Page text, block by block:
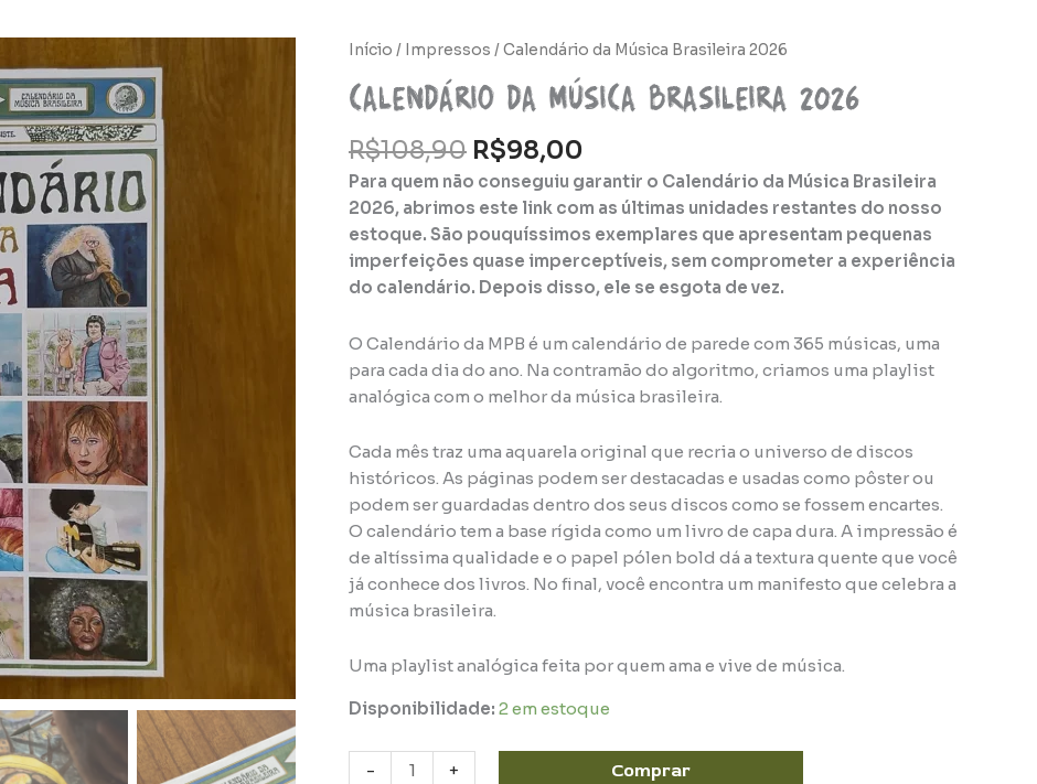
Início / Impressos / Calendário da Música Brasileira 2026
Calendário da Música Brasileira 2026
R$108,90
O
original
R$108,90.
R$98,00
O
preço
atual
Para quem não conseguiu garantir o Calendário da Música Brasileira
2026, abrimos este link com as últimas unidades restantes do nosso
estoque. São pouquíssimos exemplares que apresentam pequenas
imperfeições quase imperceptíveis, sem comprometer a experiência
do calendário. Depois disso, ele se esgota de vez.
O Calendário da MPB é um calendário de parede com 365 músicas, uma
para cada dia do ano. Na contramão do algoritmo, criamos uma playlist
analógica com o melhor da música brasileira.
Cada mês traz uma aquarela original que recria o universo de discos
históricos. As páginas podem ser destacadas e usadas como pôster ou
podem ser guardadas dentro dos seus discos como se fossem encartes.
O calendário tem a base rígida como um livro de capa dura. A impressão é
de altíssima qualidade e o papel pólen bold dá a textura quente que você
já conhece dos livros. No final, você encontra um manifesto que celebra a
música brasileira.
Uma playlist analógica feita por quem ama e vive de música.
Disponibilidade: 2 em estoque
-
Calendário
Música
2026
quantidade
+ Comprar